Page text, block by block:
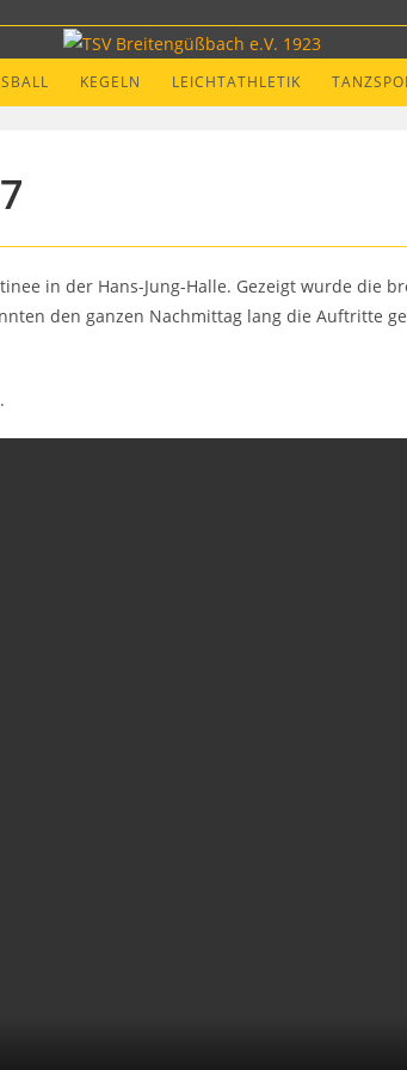
KEGELN LEICHTATHLETIK
in der Hans-Jung-Halle. Gezeigt wurde die
den ganzen Nachmittag lang die Auftritte